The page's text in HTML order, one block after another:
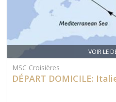
VOIR LE
MSC Croisières
DÉPART DOMICILE: